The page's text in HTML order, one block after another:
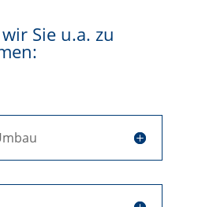
Sie u.a. zu